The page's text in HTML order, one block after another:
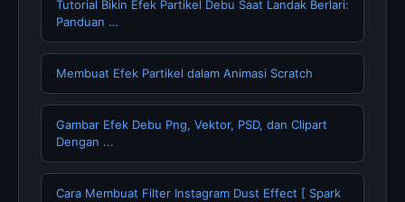
Tutorial Bikin Efek Partikel Debu Saat Landak Berlari:
Panduan …
Membuat Efek Partikel dalam Animasi Scratch
Gambar Efek Debu Png, Vektor, PSD, dan Clipart
Dengan ...
Cara Membuat Filter Instagram Dust Effect [ Spark